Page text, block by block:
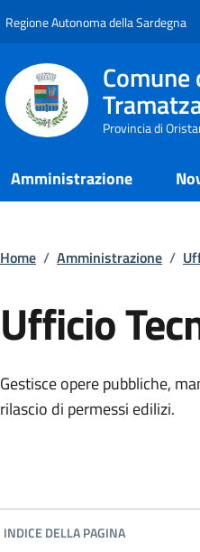
Regione Autonoma della Sardegna
Comune
Provincia di
Amministrazione
Home / Amministrazione /
Ufficio
Gestisce opere pubbliche,
rilascio di permessi edilizi.
INDICE DELLA PAGINA